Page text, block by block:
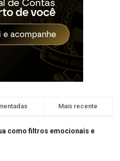
Mais recente
como filtros emocionais e